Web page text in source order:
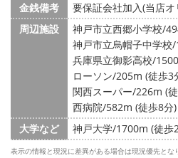
金銭備考
要保証会社加入(当店
周辺施設
神戸市立西郷小学校/
神戸市立烏帽子中学校
兵庫県立御影高校/
ローソン/205m (徒歩3
関西スーパー/226m (
西病院/582m (徒歩8分)
大学など
神戸大学/1700m (徒歩
表示の情報と現況に差異がある場合は現況優先とな